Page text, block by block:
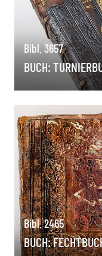
Bibl. 3657
BUCH:
Bibl. 2465
BUCH: